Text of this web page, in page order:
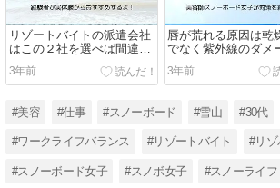
リゾートバイトの派遣会社
はこの２社を選べば間違い
ない！
3年前
唇が荒れる原因は乾
でなく紫外線のダメ
も？美容師スノーボ
子が対策を紹介！
3年前
#美容 #仕事 #スノーボード #雪山 #30代
#ワークライフバランス #リゾートバイト #リゾ
#スノーボード女子 #スノボ女子 #スノーライフ